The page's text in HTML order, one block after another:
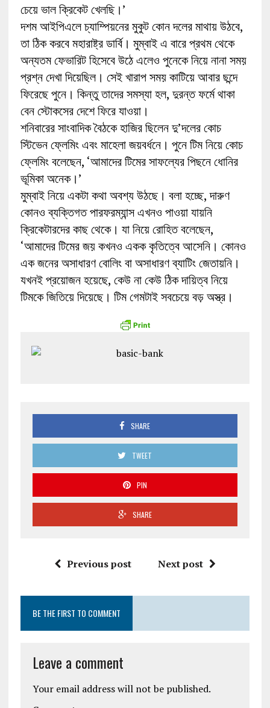
চেয়ে ভাল ক্রিকেট খেলছি।’
দশম আইপিএলে চ্যাম্পিয়নের মুকুট কোন দলের মাথায় উঠবে,
তা ঠিক করবে মহারাষ্ট্র ডার্বি। মুম্বাই এ বারে প্রথম থেকে
অন্যতম ফেভারিট হিসেবে উঠে এলেও পুনেকে নিয়ে নানা সময়
প্রশ্ন দেখা দিয়েছিল। সেই খারাপ সময় কাটিয়ে আবার ছন্দে
ফিরেছে পুনে। কিন্তু তাদের সমস্যা হল, দুরন্ত ফর্মে থাকা
বেন স্টোকসের দেশে ফিরে যাওয়া।
শনিবারের সাংবাদিক বৈঠকে হাজির ছিলেন দু’দলের কোচ
স্টিভেন ফ্লেমিং এবং মাহেলা জয়বর্ধনে। পুনে টিম নিয়ে কোচ
ফ্লেমিং বলেছেন, ‘আমাদের টিমের সাফল্যের পিছনে ধোনির
ভূমিকা অনেক।’
মুম্বাই নিয়ে একটা কথা অবশ্য উঠছে। বলা হচ্ছে, দারুণ
কোনও ব্যক্তিগত পারফরম্যান্স এখনও পাওয়া যায়নি
ক্রিকেটারদের কাছ থেকে। যা নিয়ে রোহিত বলেছেন,
‘আমাদের টিমের জয় কখনও একক কৃতিত্বে আসেনি। কোনও
এক জনের অসাধারণ বোলিং বা অসাধারণ ব্যাটিং জেতায়নি।
যখনই প্রয়োজন হয়েছে, কেউ না কেউ ঠিক দায়িত্ব নিয়ে
টিমকে জিতিয়ে দিয়েছে। টিম গেমটাই সবচেয়ে বড় অস্ত্র।
SHARE
TWEET
PIN
SHARE
Previous post Next post
BE THE FIRST TO COMMENT
Leave a comment
Your email address will not be published.